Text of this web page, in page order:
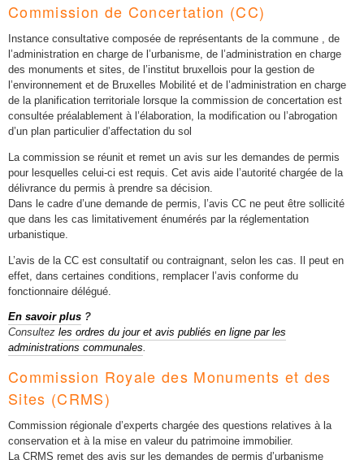
Commission de Concertation (CC)
Instance consultative composée de représentants de la commune , de
l’administration en charge de l’urbanisme, de l’administration en charge
des monuments et sites, de l’institut bruxellois pour la gestion de
l’environnement et de Bruxelles Mobilité et de l’administration en charge
de la planification territoriale lorsque la commission de concertation est
consultée préalablement à l’élaboration, la modification ou l’abrogation
d’un plan particulier d’affectation du sol
La commission se réunit et remet un avis sur les demandes de permis
pour lesquelles celui-ci est requis. Cet avis aide l’autorité chargée de la
délivrance du permis à prendre sa décision.
Dans le cadre d’une demande de permis, l’avis CC ne peut être sollicité
que dans les cas limitativement énumérés par la réglementation
urbanistique.
L’avis de la CC est consultatif ou contraignant, selon les cas. Il peut en
effet, dans certaines conditions, remplacer l’avis conforme du
fonctionnaire délégué.
En savoir plus ?
Consultez les ordres du jour et avis publiés en ligne par les
administrations communales.
Commission Royale des Monuments et des
Sites (CRMS)
Commission régionale d’experts chargée des questions relatives à la
conservation et à la mise en valeur du patrimoine immobilier.
La CRMS remet des avis sur les demandes de permis d’urbanisme